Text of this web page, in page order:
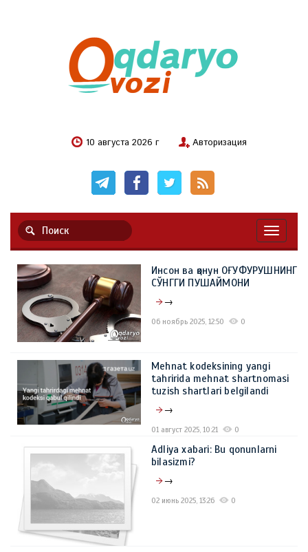
10 августа 2026 г Авторизация
Инсон ва қонун ОҒУФУРУШНИНГ
СЎНГГИ ПУШАЙМОНИ
→
06 ноябрь 2025, 12:50 0
Mehnat kodeksining yangi
tahririda mehnat shartnomasi
tuzish shartlari belgilandi
→
01 август 2025, 10:21 0
Adliya xabari: Bu qonunlarni
bilasizmi?
→
02 июнь 2025, 13:26 0